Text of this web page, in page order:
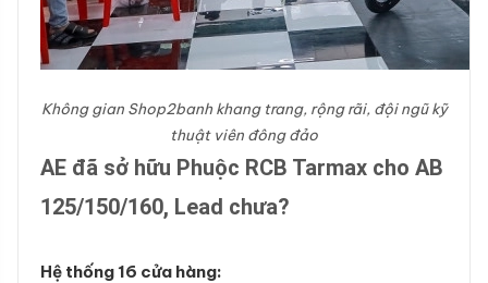
Không gian Shop2banh khang trang, rộng rãi, đội ngũ kỹ
thuật viên đông đảo
AE đã sở hữu Phuộc RCB Tarmax cho AB
125/150/160, Lead chưa?
Hệ thống 16 cửa hàng: